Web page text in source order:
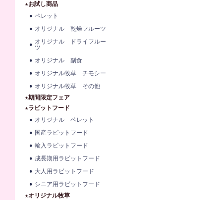
★お試し商品
ペレット
オリジナル 乾燥フルーツ
オリジナル ドライフルー
ツ
オリジナル 副食
オリジナル牧草 チモシー
オリジナル牧草 その他
★期間限定フェア
★ラビットフード
オリジナル ペレット
国産ラビットフード
輸入ラビットフード
成長期用ラビットフード
大人用ラビットフード
シニア用ラビットフード
★オリジナル牧草